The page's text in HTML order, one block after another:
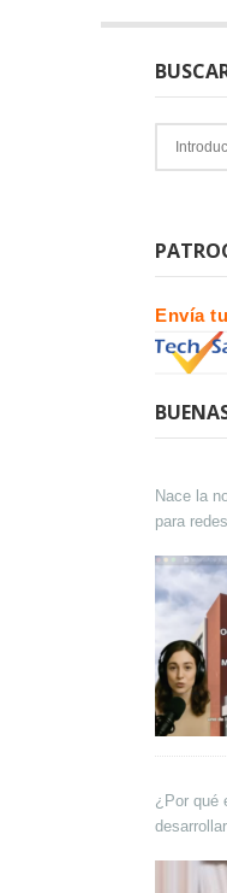
Envía
Nace la
para
¿Por qué